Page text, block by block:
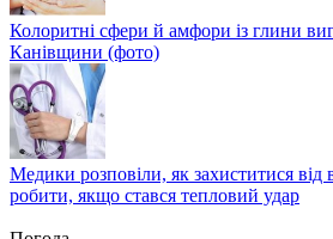
Колоритні сфери й амфори із глини
Канівщини (фото)
Медики розповіли, як захиститися
робити, якщо стався тепловий удар